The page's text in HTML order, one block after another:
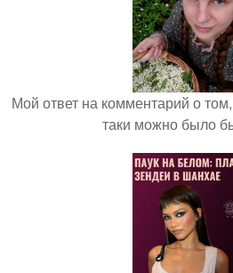
Мой ответ на комментарий о
таки можно было